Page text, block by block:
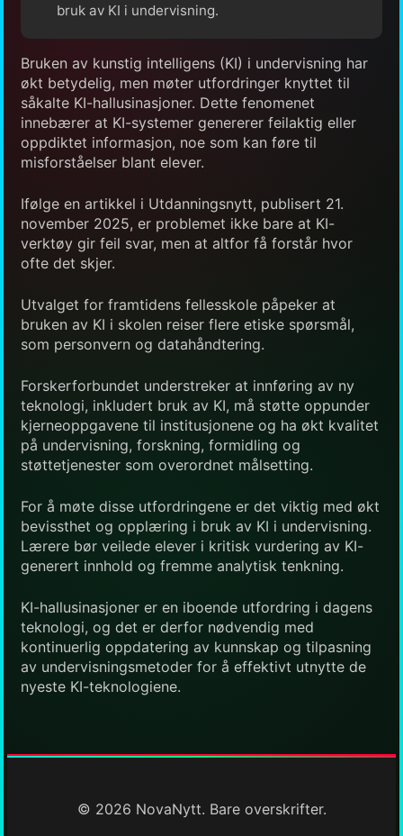
bruk av KI i undervisning.
Bruken av kunstig intelligens (KI) i undervisning har
økt betydelig, men møter utfordringer knyttet til
såkalte KI-hallusinasjoner. Dette fenomenet
innebærer at KI-systemer genererer feilaktig eller
oppdiktet informasjon, noe som kan føre til
misforståelser blant elever.
Ifølge en artikkel i Utdanningsnytt, publisert 21.
november 2025, er problemet ikke bare at KI-
verktøy gir feil svar, men at altfor få forstår hvor
ofte det skjer.
Utvalget for framtidens fellesskole påpeker at
bruken av KI i skolen reiser flere etiske spørsmål,
som personvern og datahåndtering.
Forskerforbundet understreker at innføring av ny
teknologi, inkludert bruk av KI, må støtte oppunder
kjerneoppgavene til institusjonene og ha økt kvalitet
på undervisning, forskning, formidling og
støttetjenester som overordnet målsetting.
For å møte disse utfordringene er det viktig med økt
bevissthet og opplæring i bruk av KI i undervisning.
Lærere bør veilede elever i kritisk vurdering av KI-
generert innhold og fremme analytisk tenkning.
KI-hallusinasjoner er en iboende utfordring i dagens
teknologi, og det er derfor nødvendig med
kontinuerlig oppdatering av kunnskap og tilpasning
av undervisningsmetoder for å effektivt utnytte de
nyeste KI-teknologiene.
© 2026 NovaNytt. Bare overskrifter.